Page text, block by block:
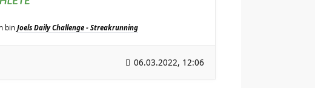
bin Joels Daily Challenge - Streakrunning
06.03.2022, 12:06